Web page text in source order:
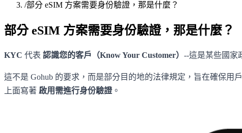
/部分 eSIM 方案需要身份驗證，那是什麼？
部分 eSIM 方案需要身份驗證，那是什麼？
KYC 代表 認識您的客戶（Know Your Customer） --這是某些國家
這不是 Gohub 的要求，而是部分目的地的法律規定，旨在確保用
上面寫著 啟用需進行身份驗證 。